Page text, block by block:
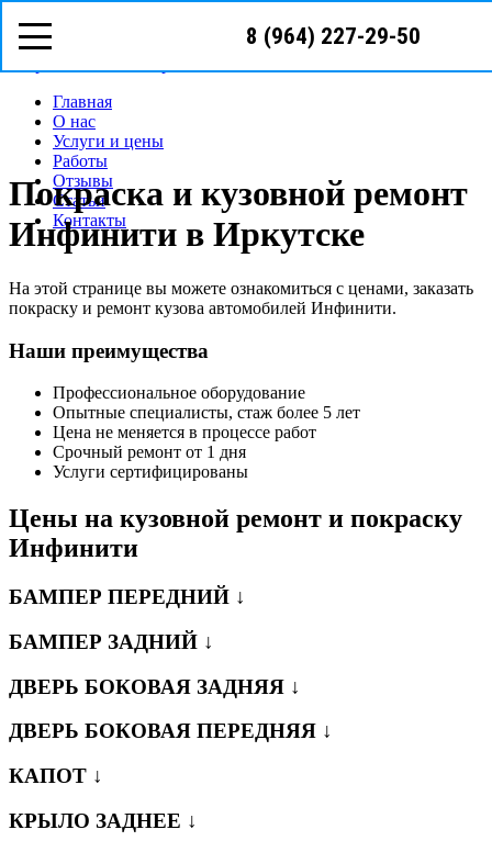
8 (964) 227-29-50
Режим работы: с пн-вс (09 - 22 00)Предварительная запись
Главная
О нас
Услуги и цены
Работы
Отзывы
Статьи
Контакты
Покраска и кузовной ремонт
Инфинити в Иркутске
На этой странице вы можете ознакомиться с ценами, заказать
покраску и ремонт кузова автомобилей Инфинити.
Наши преимущества
Профессиональное оборудование
Опытные специалисты, стаж более 5 лет
Цена не меняется в процессе работ
Срочный ремонт от 1 дня
Услуги сертифицированы
Цены на кузовной ремонт и покраску
Инфинити
БАМПЕР ПЕРЕДНИЙ ↓
БАМПЕР ЗАДНИЙ ↓
ДВЕРЬ БОКОВАЯ ЗАДНЯЯ ↓
ДВЕРЬ БОКОВАЯ ПЕРЕДНЯЯ ↓
КАПОТ ↓
КРЫЛО ЗАДНЕЕ ↓